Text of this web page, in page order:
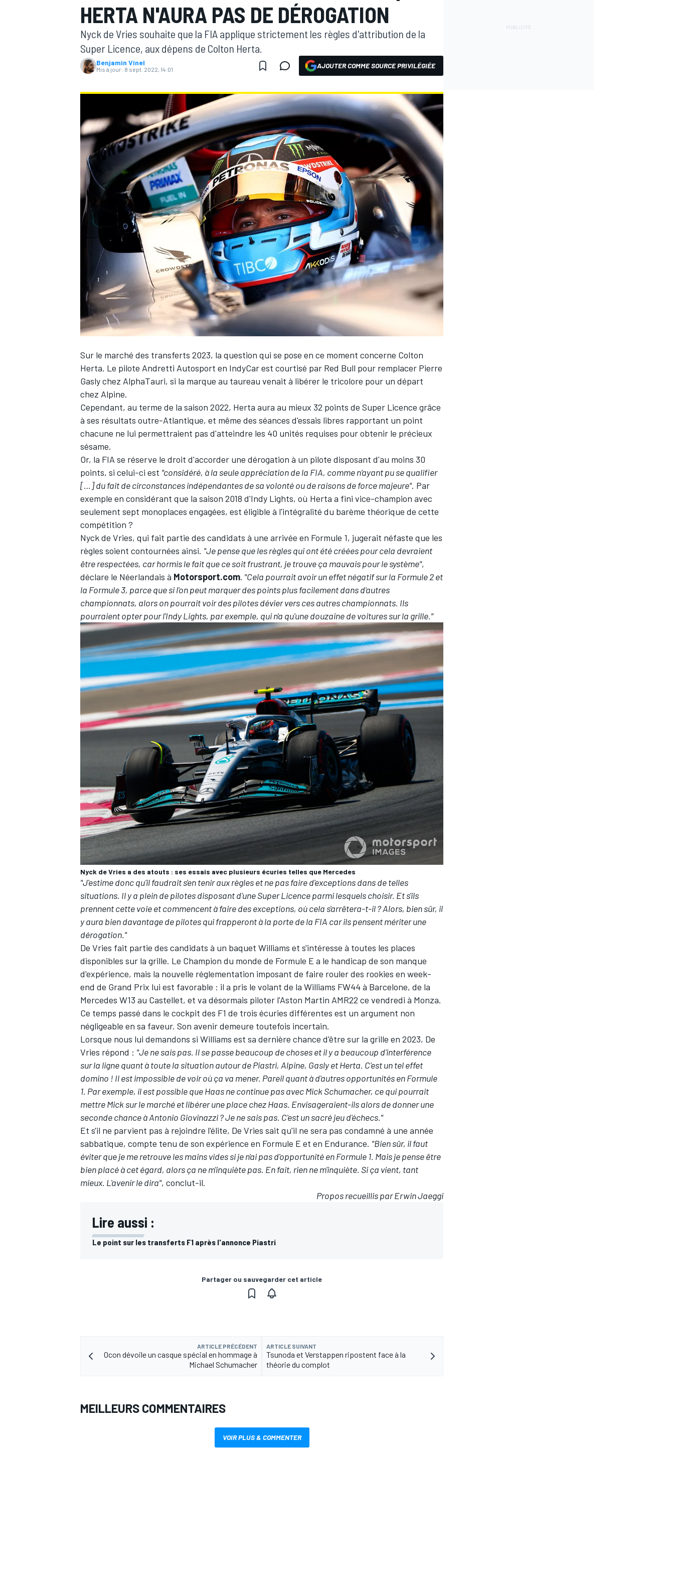
WEC
AUTRES CHAMPIONNATS
HERTA N'AURA PAS DE DÉROGATION
Nyck de Vries souhaite que la FIA applique strictement les règles d'attribution de la
Super Licence, aux dépens de Colton Herta.
Benjamin Vinel
Mis à jour: 8 sept. 2022, 14:01 AJOUTER COMME SOURCE PRIVILÉGIÉE
Sur le marché des transferts 2023, la question qui se pose en ce moment concerne Colton
Herta. Le pilote Andretti Autosport en IndyCar est courtisé par Red Bull pour remplacer Pierre
Gaslychez AlphaTauri, si la marque au taureau venait à libérer le tricolore pour un départ
chez Alpine.
Cependant, au terme de la saison 2022, Herta aura au mieux 32 points de Super Licence grâce
à ses résultats outre-Atlantique, et même des séances d'essais libres rapportant un point
chacune ne lui permettraient pas d'atteindre les 40 unités requises pour obtenir le précieux
sésame.
Or, la FIA se réserve le droit d'accorder une dérogation à un pilote disposant d'au moins 30
points, si celui-ci est "considéré, à la seule appréciation de la FIA, comme n’ayant pu se qualifier
[…] du fait de circonstances indépendantes de sa volonté ou de raisons de force majeure". Par
exemple en considérant que la saison 2018 d'Indy Lights, où Herta a fini vice-champion avec
seulement sept monoplaces engagées, est éligible à l'intégralité du barème théorique de cette
compétition ?
Nyck de Vries, qui fait partie des candidats à une arrivée en Formule 1, jugerait néfaste que les
règles soient contournées ainsi. "Je pense que les règles qui ont été créées pour cela devraient
être respectées, car hormis le fait que ce soit frustrant, je trouve ça mauvais pour le système",
déclare le Néerlandais à Motorsport.com. "Cela pourrait avoir un effet négatif sur la Formule 2 et
la Formule 3, parce que si l'on peut marquer des points plus facilement dans d'autres
championnats, alors on pourrait voir des pilotes dévier vers ces autres championnats. Ils
pourraient opter pour l'Indy Lights, par exemple, qui n'a qu'une douzaine de voitures sur la grille."
Nyck de Vries a des atouts : ses essais avec plusieurs écuries telles que Mercedes
"J'estime donc qu'il faudrait s'en tenir aux règles et ne pas faire d'exceptions dans de telles
situations. Il y a plein de pilotes disposant d'une Super Licence parmi lesquels choisir. Et s'ils
prennent cette voie et commencent à faire des exceptions, où cela s'arrêtera-t-il ? Alors, bien sûr, il
y aura bien davantage de pilotes qui frapperont à la porte de la FIA car ils pensent mériter une
dérogation."
De Vries fait partie des candidats à un baquet Williams et s'intéresse à toutes les places
disponibles sur la grille. Le Champion du monde de Formule E a le handicap de son manque
d'expérience, mais la nouvelle réglementation imposant de faire rouler des rookies en week-
end de Grand Prix lui est favorable : il a pris le volant de la Williams FW44 à Barcelone, de la
Mercedes W13 au Castellet, et va désormais piloter l'Aston Martin AMR22 ce vendredi à Monza.
Ce temps passé dans le cockpit des F1 de trois écuries différentes est un argument non
négligeable en sa faveur. Son avenir demeure toutefois incertain.
Lorsque nous lui demandons si Williams est sa dernière chance d'être sur la grille en 2023, De
Vries répond : "Je ne sais pas. Il se passe beaucoup de choses et il y a beaucoup d'interférence
sur la ligne quant à toute la situation autour de Piastri, Alpine, Gasly et Herta. C'est un tel effet
domino ! Il est impossible de voir où ça va mener. Pareil quant à d'autres opportunités en Formule
1. Par exemple, il est possible que Haas ne continue pas avec Mick Schumacher, ce qui pourrait
mettre Mick sur le marché et libérer une place chez Haas. Envisageraient-ils alors de donner une
seconde chance à Antonio Giovinazzi ? Je ne sais pas. C'est un sacré jeu d'échecs."
Et s'il ne parvient pas à rejoindre l'élite, De Vries sait qu'il ne sera pas condamné à une année
sabbatique, compte tenu de son expérience en Formule E et en Endurance. "Bien sûr, il faut
éviter que je me retrouve les mains vides si je n'ai pas d'opportunité en Formule 1. Mais je pense être
bien placé à cet égard, alors ça ne m'inquiète pas. En fait, rien ne m'inquiète. Si ça vient, tant
mieux. L'avenir le dira", conclut-il.
Propos recueillis par Erwin Jaeggi
Lire aussi :
Le point sur les transferts F1 après l'annonce Piastri
Partager ou sauvegarder cet article
ARTICLE PRÉCÉDENT
Ocon dévoile un casque spécial en hommage à
Michael Schumacher
ARTICLE SUIVANT
Tsunoda et Verstappen ripostent face à la
théorie du complot
MEILLEURS COMMENTAIRES
VOIR PLUS & COMMENTER